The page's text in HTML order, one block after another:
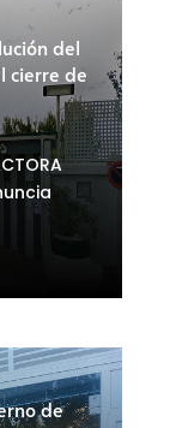
del
cierre de
de